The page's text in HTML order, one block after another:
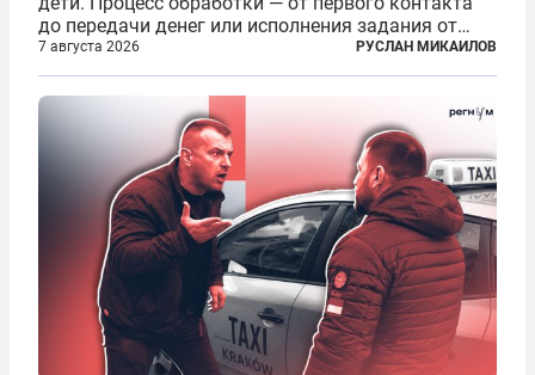
до передачи денег или исполнения задания от
кураторов может занять от двух часов до
нескольких месяцев. Детей превращают в
послушных исполнителей, которые...
7 августа 2026 РУСЛАН МИКАИЛОВ